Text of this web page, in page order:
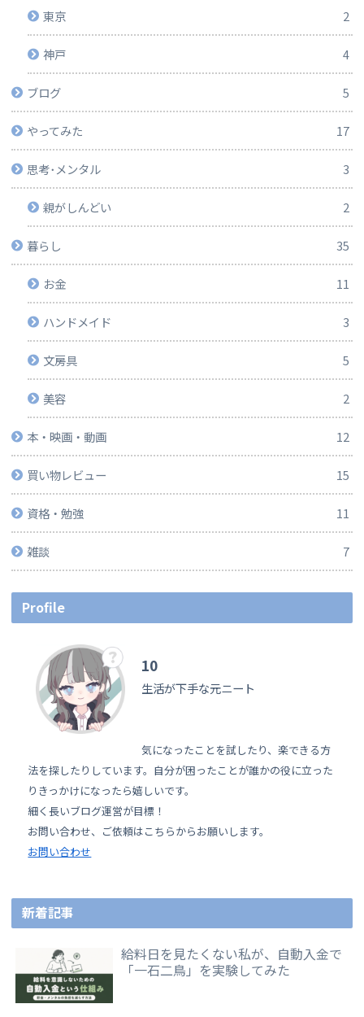
東京 2
神戸 4
ブログ 5
やってみた 17
思考･メンタル 3
親がしんどい 2
暮らし 35
お金 11
ハンドメイド 3
文房具 5
美容 2
本・映画・動画 12
買い物レビュー 15
資格・勉強 11
雑談 7
Profile
10
生活が下手な元ニート
気になったことを試したり、楽できる方
法を探したりしています。自分が困ったことが誰かの役に立った
りきっかけになったら嬉しいです。
細く長いブログ運営が目標！
お問い合わせ、ご依頼はこちらからお願いします。
お問い合わせ
新着記事
給料日を見たくない私が、自動入金で
「一石二鳥」を実験してみた